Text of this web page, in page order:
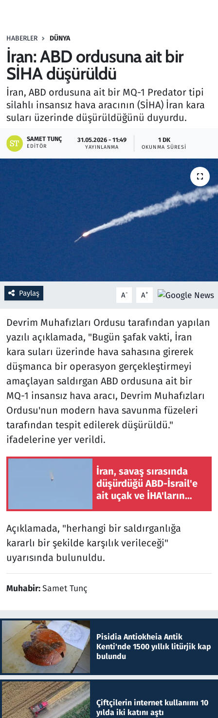
HABERLER DÜNYA
İran: ABD ordusuna ait bir
SİHA düşürüldü
İran, ABD ordusuna ait bir MQ-1 Predator tipi
silahlı insansız hava aracının (SİHA) İran kara
suları üzerinde düşürüldüğünü duyurdu.
SAMET TUNÇ
EDITÖR
31.05.2026 - 11:49
YAYINLANMA
1 DK
OKUNMA SÜRESI
Paylaş A- A+
Devrim Muhafızları Ordusu tarafından yapılan
yazılı açıklamada, "Bugün şafak vakti, İran
kara suları üzerinde hava sahasına girerek
düşmanca bir operasyon gerçekleştirmeyi
amaçlayan saldırgan ABD ordusuna ait bir
MQ-1 insansız hava aracı, Devrim Muhafızları
Ordusu'nun modern hava savunma füzeleri
tarafından tespit edilerek düşürüldü."
ifadelerine yer verildi.
İran, savaş sırasında
düşürdüğü ABD-İsrail'e
ait uçak ve İHA'ların
Açıklamada, "herhangi bir saldırganlığa
kararlı bir şekilde karşılık verileceği"
uyarısında bulunuldu.
Muhabir:Samet Tunç
Pisidia Antiokheia Antik
Kenti'nde 1500 yıllık litürjik kap
bulundu
Çiftçilerin internet kullanımı 10
yılda iki katını aştı
Haber
Kültür Sanat
Kurumsal Haberler
Lezzet Durağı
Memur ve Kamu
Resmi İlanlar
Sağlık
Savunma Sanayi
Seçim 2023
Spor
Teknoloji ve Bilim
Televizyon